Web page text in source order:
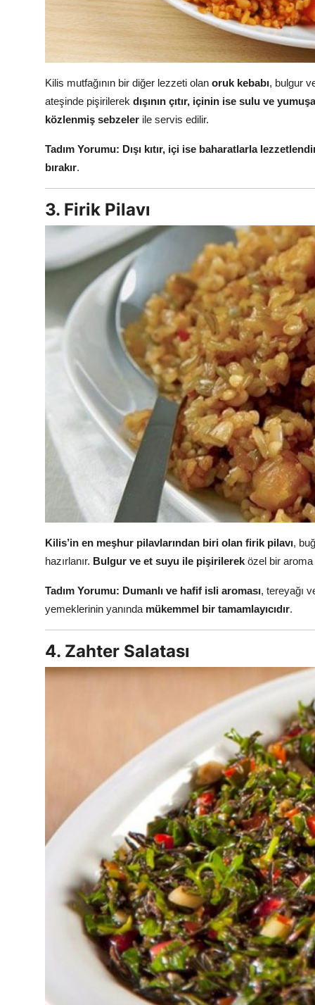
Kilis mutfağının bir diğer lezzeti olan oruk kebabı, bulgur
ateşinde pişirilerek dışının çıtır, içinin ise sulu ve
közlenmiş sebzeler ile servis edilir.
Tadım Yorumu: Dışı kıtır, içi ise baharatlarla
bırakır.
3. Firik Pilavı
Kilis’in en meşhur pilavlarından biri olan firik pilavı,
hazırlanır. Bulgur ve et suyu ile pişirilerek özel bir aroma
Tadım Yorumu: Dumanlı ve hafif isli aroması, tereyağı
yemeklerinin yanında mükemmel bir tamamlayıcıdır.
4. Zahter Salatası